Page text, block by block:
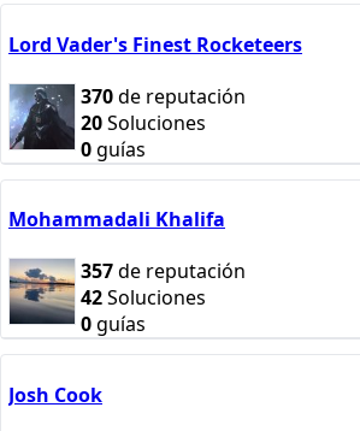
Lord Vader's Finest Rocketeers
370de reputación
20Soluciones
0guías
Mohammadali Khalifa
357de reputación
42Soluciones
0guías
Josh Cook